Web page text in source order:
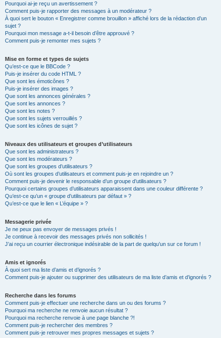
Pourquoi ai-je reçu un avertissement ?
Comment puis-je rapporter des messages à un modérateur ?
À quoi sert le bouton « Enregistrer comme brouillon » affiché lors de la rédaction d’un
sujet ?
Pourquoi mon message a-t-il besoin d’être approuvé ?
Comment puis-je remonter mes sujets ?
Mise en forme et types de sujets
Qu’est-ce que le BBCode ?
Puis-je insérer du code HTML ?
Que sont les émoticônes ?
Puis-je insérer des images ?
Que sont les annonces générales ?
Que sont les annonces ?
Que sont les notes ?
Que sont les sujets verrouillés ?
Que sont les icônes de sujet ?
Niveaux des utilisateurs et groupes d’utilisateurs
Que sont les administrateurs ?
Que sont les modérateurs ?
Que sont les groupes d’utilisateurs ?
Où sont les groupes d’utilisateurs et comment puis-je en rejoindre un ?
Comment puis-je devenir le responsable d’un groupe d’utilisateurs ?
Pourquoi certains groupes d’utilisateurs apparaissent dans une couleur différente ?
Qu’est-ce qu’un « groupe d’utilisateurs par défaut » ?
Qu’est-ce que le lien « L’équipe » ?
Messagerie privée
Je ne peux pas envoyer de messages privés !
Je continue à recevoir des messages privés non sollicités !
J’ai reçu un courrier électronique indésirable de la part de quelqu’un sur ce forum !
Amis et ignorés
À quoi sert ma liste d’amis et d’ignorés ?
Comment puis-je ajouter ou supprimer des utilisateurs de ma liste d’amis et d’ignorés ?
Recherche dans les forums
Comment puis-je effectuer une recherche dans un ou des forums ?
Pourquoi ma recherche ne renvoie aucun résultat ?
Pourquoi ma recherche renvoie à une page blanche ?!
Comment puis-je rechercher des membres ?
Comment puis-je retrouver mes propres messages et sujets ?